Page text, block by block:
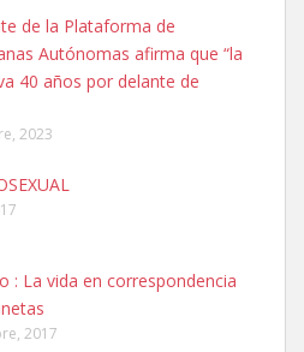
MESA Y LOPEZ
MICROCHIP PERDIDO HOY
ES MUY ASUSTADIZO
6.7.2025
papillera, asustada tiene miedo a la
de la Plataforma de
Autónomas afirma que “la
40 años por delante de
2023
: La vida en correspondencia
2017